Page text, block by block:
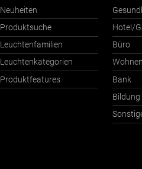
Neuheiten
Produktsuche
Leuchtenfamilien
Leuchtenkategorien
Produktfeatures
Hotel/
Büro
Wohnen
Bank
Bildung